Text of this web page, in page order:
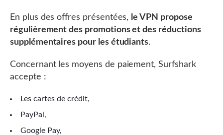
En plus des offres présentées, le VPN propose
régulièrement des promotions et des réductions
supplémentaires pour les étudiants.
Concernant les moyens de paiement, Surfshark
accepte :
Les cartes de crédit,
PayPal,
Google Pay,